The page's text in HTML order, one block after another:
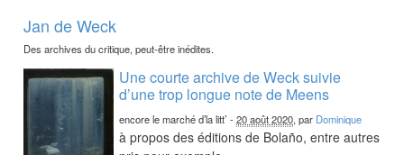
Jan de Weck
Des archives du critique, peut-être inédites.
Une courte archive de Weck suivie
d’une trop longue note de Meens
encore le marché d’la litt’ -20 août 2020, par Dominique
à propos des éditions de Bolaño, entre autres